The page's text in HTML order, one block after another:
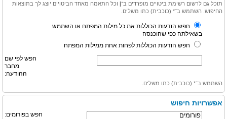
תוכל גם לרשום רשימת ביטויים מופרדים ב־ וכל התאמה מאחד הביטויים יוצג לך בתוצאות
החיפוש. השתמש ב־* (כוכבית) כתו משלים.
חפש הודעות הכוללות את כל מילות המפתח או השתמש
בשאילתה כפי שהוכנסה
חפש הודעות הכוללות לפחות אחת ממילות המפתח
חפש לפי שם
מחבר
ההודעה:
השתמש ב־* (כוכבית) כתו משלים.
אפשרויות חיפוש
חפש בפורומים: